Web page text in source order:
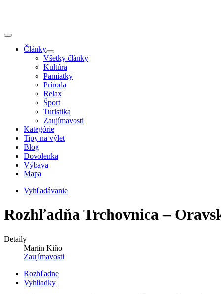
Články
Všetky články
Kultúra
Pamiatky
Príroda
Relax
Šport
Turistika
Zaujímavosti
Kategórie
Tipy na výlet
Blog
Dovolenka
Výbava
Mapa
Vyhľadávanie
Rozhľadňa Trchovnica –
Detaily
Martin Kiňo
Zaujímavosti
Rozhľadne
Vyhliadky